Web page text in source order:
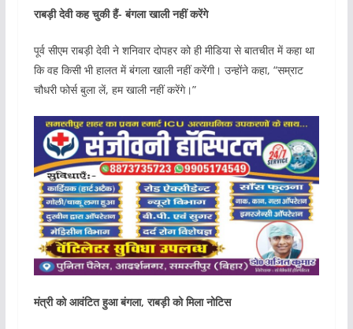
राबड़ी देवी कह चुकी हैं- बंगला खाली नहीं करेंगे
पूर्व सीएम राबड़ी देवी ने शनिवार दोपहर को ही मीडिया से बातचीत में कहा था
कि वह किसी भी हालत में बंगला खाली नहीं करेंगी। उन्होंने कहा, “सम्राट
चौधरी फोर्स बुला लें, हम खाली नहीं करेंगे।”
मंत्री को आवंटित हुआ बंगला, राबड़ी को मिला नोटिस